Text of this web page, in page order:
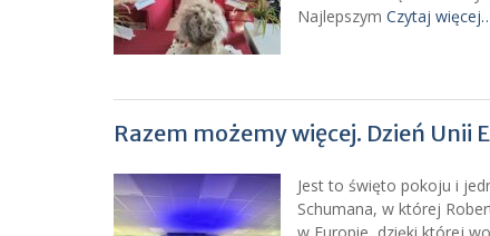
Najlepszym Czytaj
Razem możemy więcej. Dzień Unii
Jest to święto pokoju i
Schumana, w której